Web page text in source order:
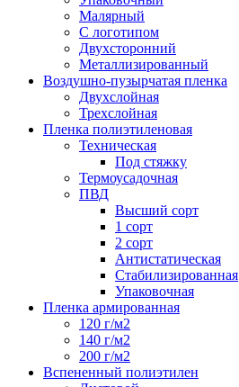
Малярный
С логотипом
Двухсторонний
Металлизированный
Воздушно-пузырчатая пленка
Двухслойная
Трехслойная
Пленка полиэтиленовая
Техническая
Под стяжку
Термоусадочная
ПВД
Высший сорт
1 сорт
2 сорт
Антистатическая
Стабилизированная
Упаковочная
Пленка армированная
120 г/м2
140 г/м2
200 г/м2
Вспененный полиэтилен